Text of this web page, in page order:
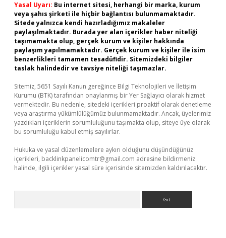
Yasal Uyarı: Bu internet sitesi, herhangi bir marka, kurum
veya şahıs şirketi ile hiçbir bağlantısı bulunmamaktadır.
Sitede yalnızca kendi hazırladığımız makaleler
paylaşılmaktadır. Burada yer alan içerikler haber niteliği
taşımamakta olup, gerçek kurum ve kişiler hakkında
paylaşım yapılmamaktadır. Gerçek kurum ve kişiler ile isim
benzerlikleri tamamen tesadüfidir. Sitemizdeki bilgiler
taslak halindedir ve tavsiye niteliği taşımazlar.
Sitemiz, 5651 Sayılı Kanun gereğince Bilgi Teknolojileri ve İletişim
Kurumu (BTK) tarafından onaylanmış bir Yer Sağlayıcı olarak hizmet
vermektedir. Bu nedenle, sitedeki içerikleri proaktif olarak denetleme
veya araştırma yükümlülüğümüz bulunmamaktadır. Ancak, üyelerimiz
yazdıkları içeriklerin sorumluluğunu taşımakta olup, siteye üye olarak
bu sorumluluğu kabul etmiş sayılırlar.
Hukuka ve yasal düzenlemelere aykırı olduğunu düşündüğünüz
içerikleri, backlinkpanelicomtr@gmail.com adresine bildirmeniz
halinde, ilgili içerikler yasal süre içerisinde sitemizden kaldırılacaktır.